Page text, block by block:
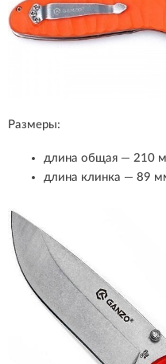
Размеры:
длина общая — 210
длина клинка — 89